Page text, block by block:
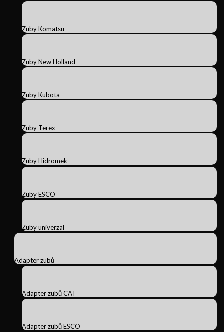
Zuby Komatsu
Zuby New Holland
Zuby Kubota
Zuby Terex
Zuby Hidromek
Zuby ESCO
Zuby univerzal
Adapter zubů
Adapter zubů CAT
Adapter zubů ESCO